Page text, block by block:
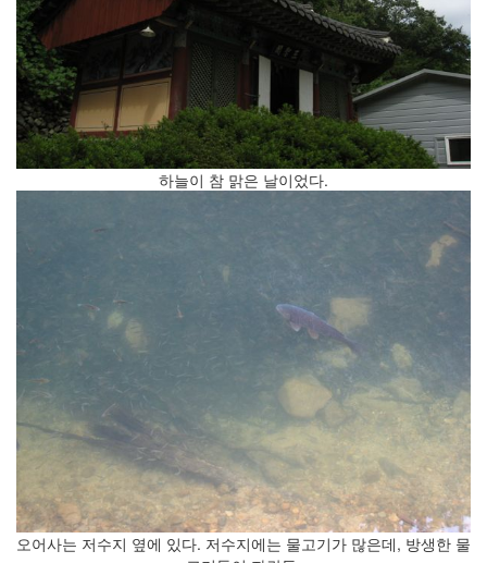
하늘이 참 맑은 날이었다.
오어사는 저수지 옆에 있다. 저수지에는 물고기가 많은데, 방생한 물
합
학
문
과
통
합
적
이
오
스,
(2)
의
자
와